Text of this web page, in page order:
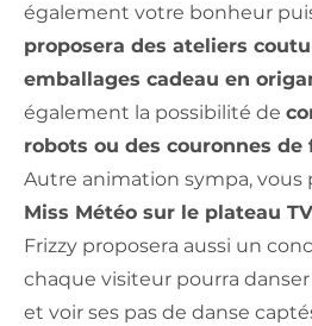
également votre bonheur
proposera des ateliers
emballages cadeau en
également la possibilité de
robots ou des couronnes de
Autre animation sympa, vous
Miss Météo sur le plateau TV
Frizzy proposera aussi un
chaque visiteur pourra
et voir ses pas de danse